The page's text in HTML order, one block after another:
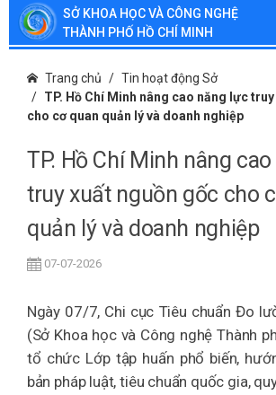
SỞ KHOA HỌC VÀ CÔNG NGHỆ
THÀNH PHỐ HỒ CHÍ MINH
Trang chủ
Tin hoạt động Sở
TP. Hồ Chí Minh nâng cao năng lực
cho cơ quan quản lý và doanh nghiệp
TP. Hồ Chí Minh nâng
truy xuất nguồn gốc cho
quản lý và doanh nghiệp
07-07-2026
Ngày 07/7, Chi cục Tiêu chuẩn Đo
(Sở Khoa học và Công nghệ Thành
tổ chức Lớp tập huấn phổ biến,
bản pháp luật, tiêu chuẩn quốc gia,